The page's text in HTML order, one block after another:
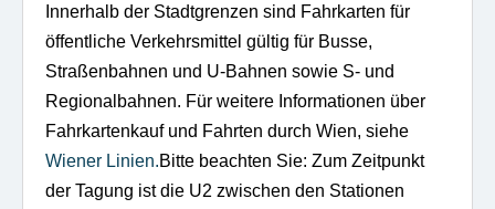
Innerhalb der Stadtgrenzen sind Fahrkarten für
öffentliche Verkehrsmittel gültig für Busse,
Straßenbahnen und U-Bahnen sowie S- und
Regionalbahnen. Für weitere Informationen über
Fahrkartenkauf und Fahrten durch Wien, siehe
Wiener Linien.Bitte beachten Sie: Zum Zeitpunkt
der Tagung ist die U2 zwischen den Stationen